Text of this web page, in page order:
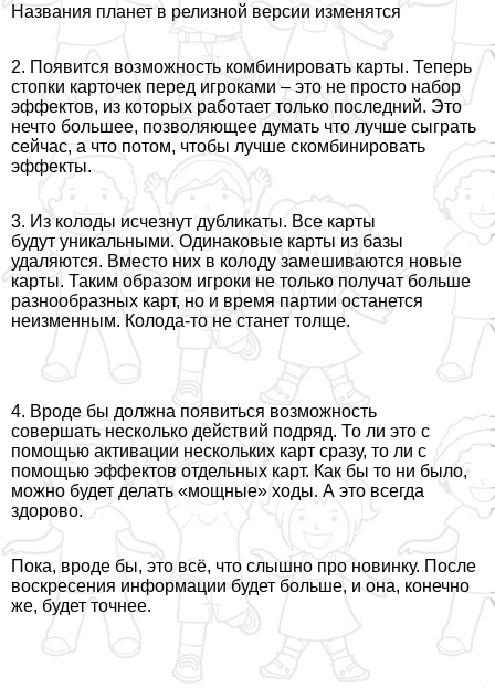
Названия планет в релизной версии изменятся
2. Появится возможность комбинировать карты. Теперь
стопки карточек перед игроками – это не просто набор
эффектов, из которых работает только последний. Это
нечто большее, позволяющее думать что лучше сыграть
сейчас, а что потом, чтобы лучше скомбинировать
эффекты.
3. Из колоды исчезнут дубликаты. Все карты
будут уникальными. Одинаковые карты из базы
удаляются. Вместо них в колоду замешиваются новые
карты. Таким образом игроки не только получат больше
разнообразных карт, но и время партии останется
неизменным. Колода-то не станет толще.
4. Вроде бы должна появиться возможность
совершать несколько действий подряд. То ли это с
помощью активации нескольких карт сразу, то ли с
помощью эффектов отдельных карт. Как бы то ни было,
можно будет делать «мощные» ходы. А это всегда
здорово.
Пока, вроде бы, это всё, что слышно про новинку. После
воскресения информации будет больше, и она, конечно
же, будет точнее.